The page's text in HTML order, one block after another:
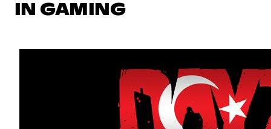
IN GAMING